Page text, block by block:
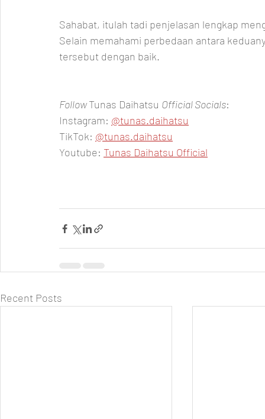
Sahabat, itulah tadi penjelasan lengkap
Selain memahami perbedaan antara
tersebut dengan baik.
Follow Tunas Daihatsu Official Socials:
Instagram: @tunas.daihatsu
TikTok: @tunas.daihatsu
Youtube: Tunas Daihatsu Official
Recent Posts